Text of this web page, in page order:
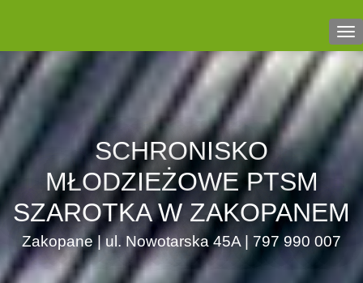
SCHRONISKO
MŁODZIEŻOWE PTSM
SZAROTKA W ZAKOPANEM
Zakopane | ul. Nowotarska 45A | 797 990 007